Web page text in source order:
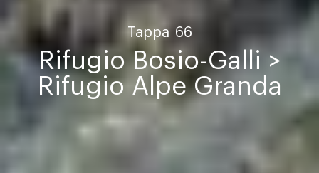
Tappa 66
Rifugio Bosio-Galli >
Rifugio Alpe Granda